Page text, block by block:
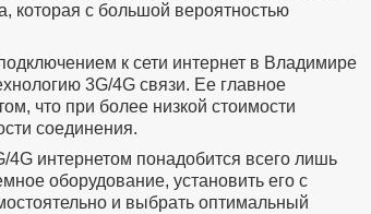
которая с большой вероятностью
к сети интернет в Владимире
3G/4G связи. Ее главное
что при более низкой стоимости
соединения.
4G интернетом понадобится всего лишь
оборудование, установить его с
и выбрать оптимальный